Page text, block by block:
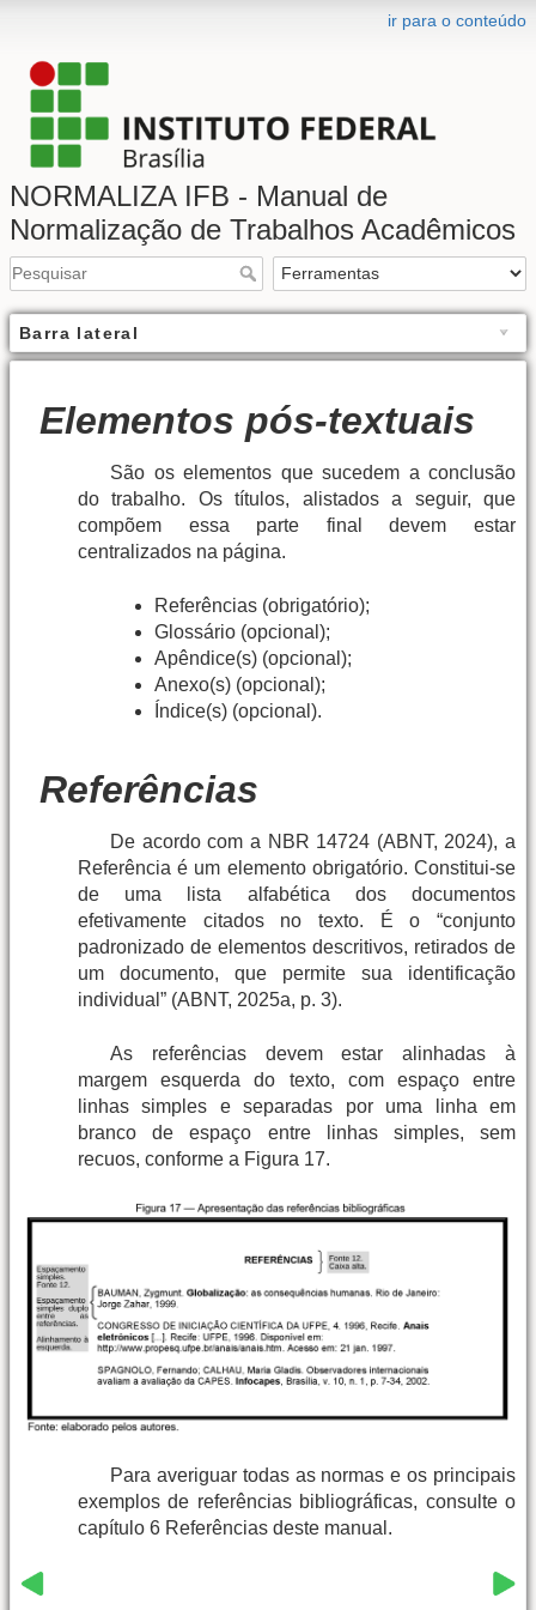
ir para o conteúdo
NORMALIZA IFB - Manual de
Normalização de Trabalhos Acadêmicos
Barra lateral
Elementos pós-textuais
São os elementos que sucedem a conclusão
do trabalho. Os títulos, alistados a seguir, que
compõem essa parte final devem estar
centralizados na página.
Referências (obrigatório);
Glossário (opcional);
Apêndice(s) (opcional);
Anexo(s) (opcional);
Índice(s) (opcional).
Referências
De acordo com a NBR 14724 (ABNT, 2024), a
Referência é um elemento obrigatório. Constitui-se
de uma lista alfabética dos documentos
efetivamente citados no texto. É o “conjunto
padronizado de elementos descritivos, retirados de
um documento, que permite sua identificação
individual” (ABNT, 2025a, p. 3).
As referências devem estar alinhadas à
margem esquerda do texto, com espaço entre
linhas simples e separadas por uma linha em
branco de espaço entre linhas simples, sem
recuos, conforme a Figura 17.
Para averiguar todas as normas e os principais
exemplos de referências bibliográficas, consulte o
capítulo 6 Referências deste manual.